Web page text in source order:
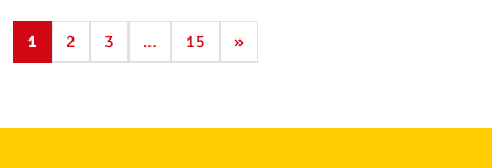
1 2 3 … 15 »